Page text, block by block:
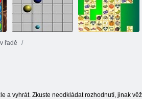
Ovocný
Zpět na
Candyland 2
řadě
a vyhrát. Zkuste neodkládat rozhodnutí, jinak